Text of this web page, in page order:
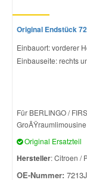
Original Endstück
Einbauort: vorderer
Einbauseite: rechts
Für BERLINGO /
Original Ersatzteil
Hersteller: Citroen /
OE-Nummer: